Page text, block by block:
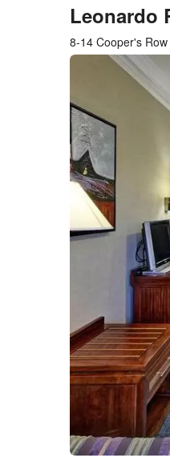
Leonardo
8-14 Cooper's